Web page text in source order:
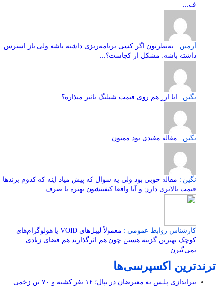
ف...
آرمین : به‌نظرتون اگر کسی برنامه‌ریزی داشته باشه ولی باز استرس
داشته باشه، مشکل از کجاست؟...
نگین : ایا ارز هم روی قیمت شیلنگ تاثیر میذاره؟...
نگین : مقاله مفیدی بود ممنون...
نگین : مقاله خوبی بود ولی یه سوال که پیش میاد اینه که کدوم برندها
قیمت بالاتری دارن و آیا واقعا کیفیتشون بهتره یا صرف...
کارشناس روابط عمومی :
معمولاً لیبل‌های VOID یا هولوگرام‌های
کوچک بهترین گزینه هستن چون هم اثرگذارند هم فضای زیادی
نمی‌گیرن....
ترندترین اکسپرسی‌ها
تیراندازی پلیس به معترضان در نپال؛ ۱۴ نفر کشته و ۷۰ تن زخمی